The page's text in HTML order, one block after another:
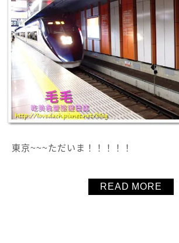
東京~~~ただいま！！！！！
READ MORE